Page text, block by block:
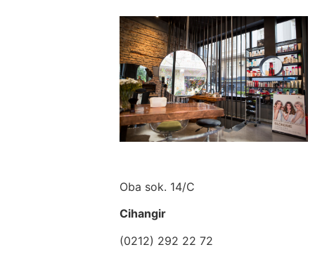
Oba sok. 14/C
Cihangir
(0212) 292 22 72